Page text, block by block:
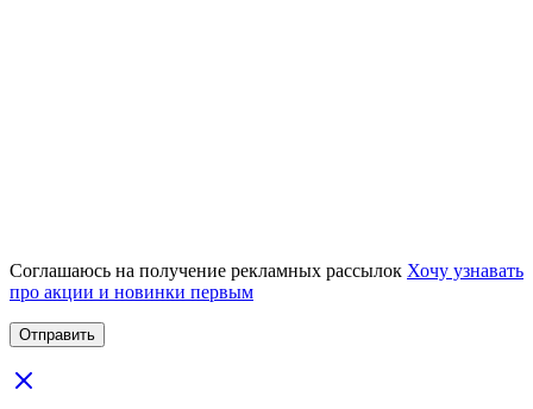
Соглашаюсь на получение рекламных рассылок Хочу узнавать
про акции и новинки первым